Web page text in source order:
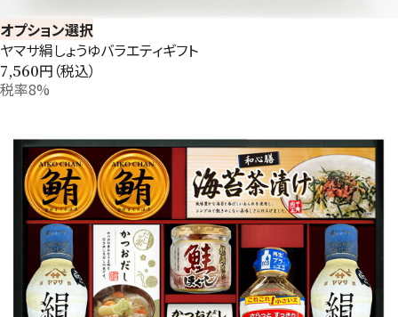
オプション選択
ヤマサ絹しょうゆバラエティギフト
7,560円（税込）
税率8%